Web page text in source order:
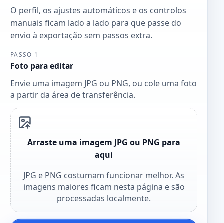
O perfil, os ajustes automáticos e os controlos
manuais ficam lado a lado para que passe do
envio à exportação sem passos extra.
PASSO 1
Foto para editar
Envie uma imagem JPG ou PNG, ou cole uma foto
a partir da área de transferência.
Arraste uma imagem JPG ou PNG para
aqui
JPG e PNG costumam funcionar melhor. As
imagens maiores ficam nesta página e são
processadas localmente.